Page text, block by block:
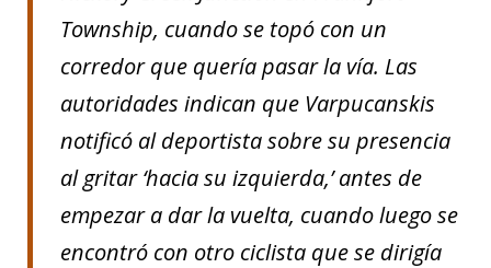
Township, cuando se topó con un
corredor que quería pasar la vía. Las
autoridades indican que Varpucanskis
notificó al deportista sobre su presencia
al gritar ‘hacia su izquierda,’ antes de
empezar a dar la vuelta, cuando luego se
encontró con otro ciclista que se dirigía